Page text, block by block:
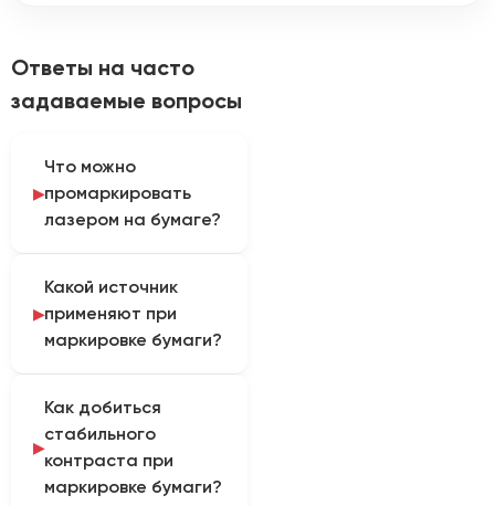
Ответы на часто
задаваемые вопросы
Что можно
промаркировать
лазером на бумаге?
текст, графику и
переменные коды без
расходных чернил. Эту
рабочего поля.
Какой источник
применяют при
маркировке бумаги?
CO₂-источник с
режимами,
исключающими прожиг
и воспламенение.
Как добиться
стабильного
контраста при
маркировке бумаги?